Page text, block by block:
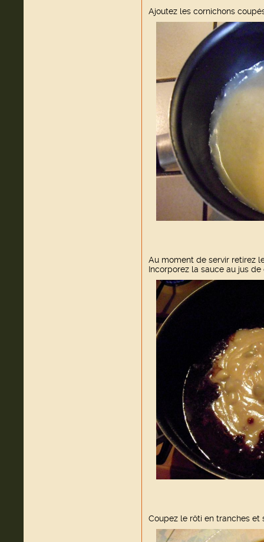
Ajoutez les cornichons
Au moment de servir retirez
Incorporez la sauce au jus de
Coupez le rôti en tranches et